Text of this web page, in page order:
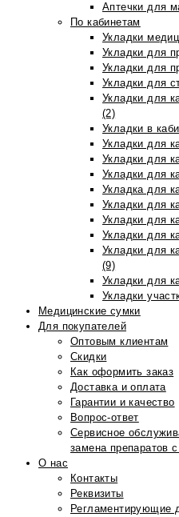
Аптечки для
По кабинетам
Укладки
Укладки для
Укладки для
Укладки для
Укладки для
(2)
Укладки в
Укладки для
Укладки для
Укладки для
Укладка для
Укладки для
Укладки для
Укладки для
Укладки для
(9)
Укладки для
Укладки
Медицинские сумки
Для покупателей
Оптовым клиентам
Скидки
Как оформить заказ
Доставка и оплата
Гарантии и качество
Вопрос-ответ
Сервисное
замена препаратов
О нас
Контакты
Реквизиты
Регламентирующие